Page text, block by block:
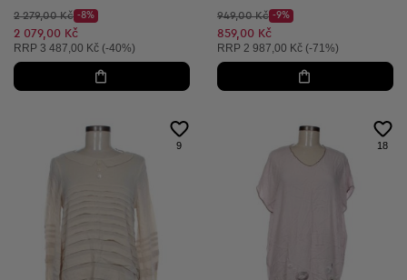
Původní cena:
2 279,00 Kč
Discount Price:
-8%
Snížená cena:
2 079,00 Kč
Doporučená cena:
RRP 3 487,00 Kč (-40%)
Původní cena:
949,00 Kč
Discount Price:
-9%
Snížená cena:
859,00 Kč
Doporučená cena:
RRP 2 987,00 Kč (-71%)
9 18